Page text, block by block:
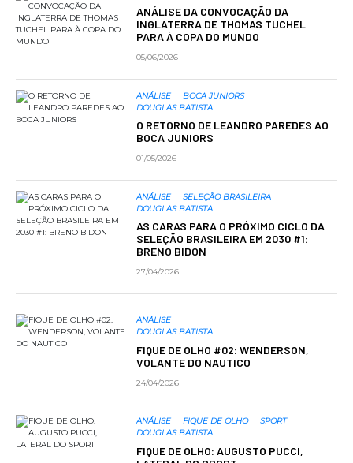
ANÁLISE DA CONVOCAÇÃO DA
INGLATERRA DE THOMAS TUCHEL
PARA À COPA DO MUNDO
05/06/2026
ANÁLISE
BOCA JUNIORS
DOUGLAS BATISTA
O RETORNO DE LEANDRO PAREDES AO
BOCA JUNIORS
01/05/2026
ANÁLISE
SELEÇÃO BRASILEIRA
DOUGLAS BATISTA
AS CARAS PARA O PRÓXIMO CICLO DA
SELEÇÃO BRASILEIRA EM 2030 #1:
BRENO BIDON
27/04/2026
ANÁLISE
DOUGLAS BATISTA
FIQUE DE OLHO #02: WENDERSON,
VOLANTE DO NAUTICO
24/04/2026
ANÁLISE FIQUE DE OLHO
SPORT
DOUGLAS BATISTA
FIQUE DE OLHO: AUGUSTO PUCCI,